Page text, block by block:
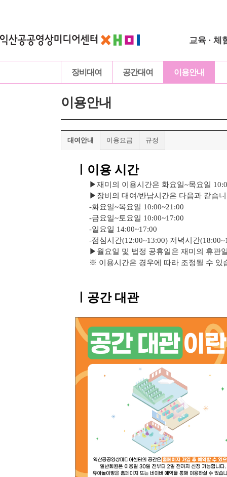
교육 · 체
장비대여 공간대여 이용안내
이용안내
대여안내 이용요금 규정
ㅣ이용 시간
▶재미의 이용시간은 화요일~목요일
▶ 장비의 대여/반납시간은 다음과 같습
-화요일~목요일 10:00~21:00
-금요일~토 요일 10:00~17:00
-일요일 14:00~17:00
-점심시간(12:00~13:00) 저녁시간
▶ 월요일 및 법정 공휴일은 재미의 휴관
※ 이용시간은 경우에 따라 조정될 수 있
ㅣ공간 대관